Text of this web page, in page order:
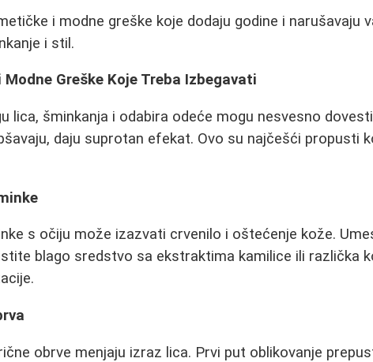
i modne greške koje dodaju godine i narušavaju
i stil.
Greške Koje Treba Izbegavati
lica, šminkanja i odabira odeće mogu nesvesno
daju suprotan efekat. Ovo su najčešći propusti
s očiju može izazvati crvenilo i oštećenje kože.
blago sredstvo sa ekstraktima kamilice ili različka
obrve menjaju izraz lica. Prvi put oblikovanje